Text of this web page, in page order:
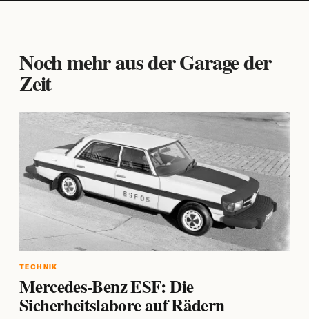
Noch mehr aus der Garage der
Zeit
TECHNIK
Mercedes-Benz ESF: Die
Sicherheitslabore auf Rädern